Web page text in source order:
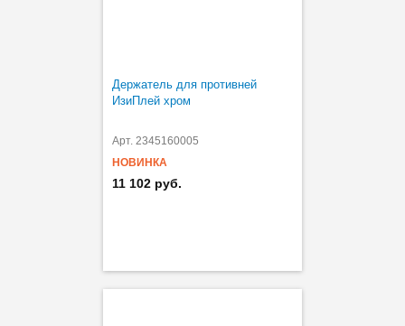
Держатель для противней
ИзиПлей хром
Арт. 2345160005
НОВИНКА
11 102 руб.